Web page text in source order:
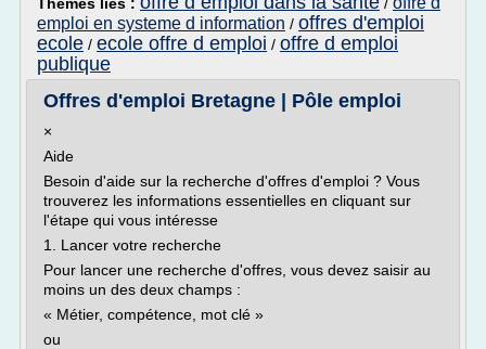
emploi en systeme d information / offres d'emploi
ecole / ecole offre d emploi / offre d emploi
publique
Offres d'emploi Bretagne | Pôle emploi
×
Aide
Besoin d'aide sur la recherche d'offres d'emploi ? Vous
trouverez les informations essentielles en cliquant sur
l'étape qui vous intéresse
1. Lancer votre recherche
Pour lancer une recherche d'offres, vous devez saisir au
moins un des deux champs :
« Métier, compétence, mot clé »
ou